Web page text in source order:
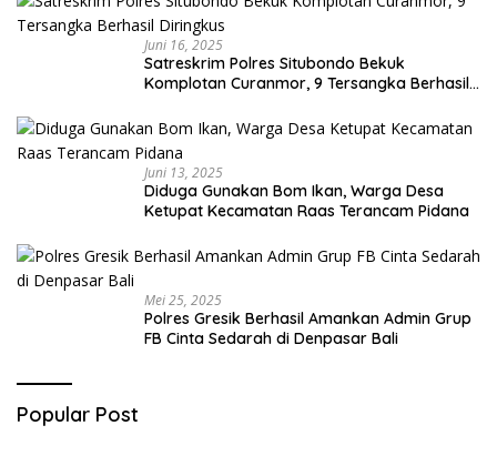
Juni 16, 2025
Satreskrim Polres Situbondo Bekuk
Komplotan Curanmor, 9 Tersangka Berhasil
Juni 13, 2025
Diduga Gunakan Bom Ikan, Warga Desa
Ketupat Kecamatan Raas Terancam Pidana
Mei 25, 2025
Polres Gresik Berhasil Amankan Admin Grup
FB Cinta Sedarah di Denpasar Bali
Popular Post